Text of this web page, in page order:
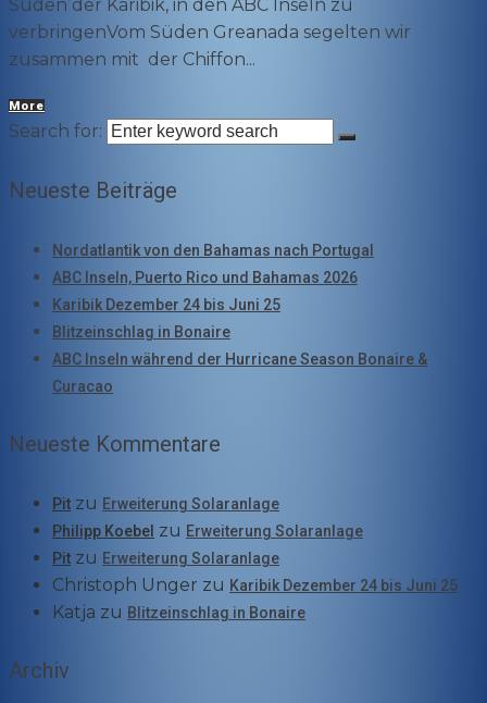
Süden der Karibik, in den ABC Inseln zu
verbringenVom Süden Greanada segelten wir
zusammen mit der Chiffon...
More
Search for:
Neueste Beiträge
Nordatlantik von den Bahamas nach Portugal
ABC Inseln, Puerto Rico und Bahamas 2026
Karibik Dezember 24 bis Juni 25
Blitzeinschlag in Bonaire
ABC Inseln während der Hurricane Season Bonaire &
Curacao
Neueste Kommentare
Pit zu Erweiterung Solaranlage
Philipp Koebel zu Erweiterung Solaranlage
Pit zu Erweiterung Solaranlage
Christoph Unger zu Karibik Dezember 24 bis Juni 25
Katja zu Blitzeinschlag in Bonaire
Archiv